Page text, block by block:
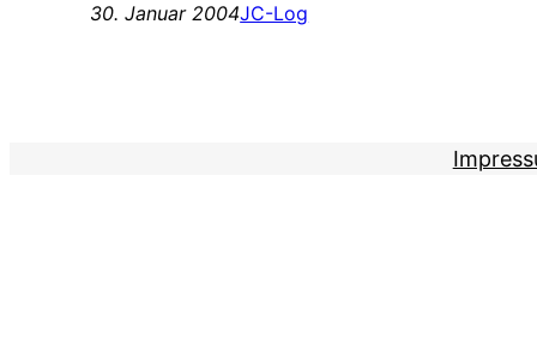
30. Januar 2004JC-Log